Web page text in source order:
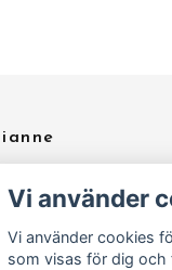
och gör det av lust och med
hobby så jag kan hålla
erbjuder i butiken.
Vi använder
Vi använder cookies
som visas för dig